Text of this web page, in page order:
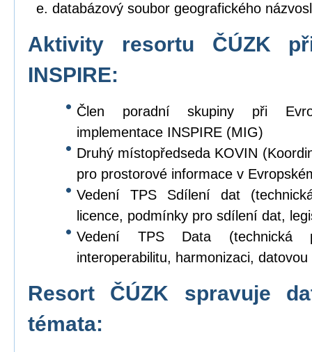
databázový soubor geografického
Aktivity resortu ČÚZK
INSPIRE:
Člen poradní skupiny při
implementace INSPIRE (MIG)
Druhý místopředseda KOVIN
pro prostorové informace v
Vedení TPS Sdílení dat
licence, podmínky pro sdílení dat,
Vedení TPS Data (technická
interoperabilitu, harmonizaci,
Resort ČÚZK spravuje
témata: